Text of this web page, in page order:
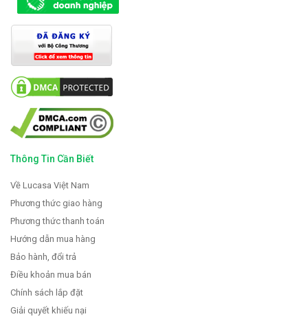
Thông Tin Cần Biết
Về Lucasa Việt Nam
Phương thức giao hàng
Phương thức thanh toán
Hướng dẫn mua hàng
Bảo hành, đổi trả
Điều khoản mua bán
Chính sách lắp đặt
Giải quyết khiếu nại